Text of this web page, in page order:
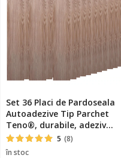
Set 36 Placi de Pardoseala
Autoadezive Tip Parchet
Teno®, durabile, adeziv
puternic, PVC, 91.44 cm x
cm, 4.9 m²/box, maro crem
5 (8)
în stoc